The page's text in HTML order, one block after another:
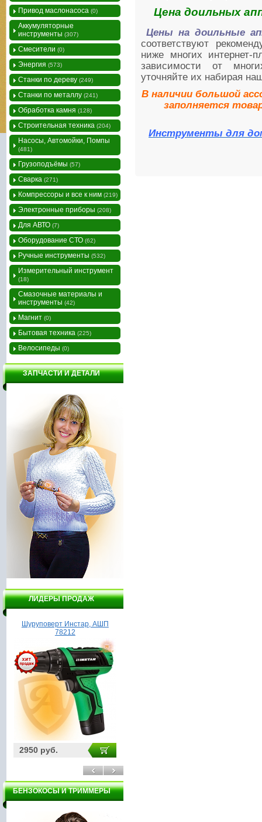
Цена доильных
Цены на доильные
соответствуют
ниже многих
зависимости от
уточняйте их набирая
В наличии большой
заполняется
Инструменты для
Привод маслонасоса (0)
Аккумуляторные
инструменты (307)
Смесители (0)
Энергия (573)
Станки по дереву (249)
Станки по металлу (241)
Обработка камня (128)
Строительная техника (204)
Насосы, Автомойки, Помпы
(481)
Грузоподъёмы (57)
Сварка (271)
Компрессоры и все к ним (219)
Электронные приборы (208)
Для АВТО (7)
Оборудование СТО (62)
Ручные инструменты (532)
Измерительный инструмент
(18)
Смазочные материалы и
инструменты (42)
Магнит (0)
Бытовая техника (225)
Велосипеды (0)
ЗАПЧАСТИ И ДЕТАЛИ
ЛИДЕРЫ ПРОДАЖ
Шуруповерт Инстар, АШП
78212
2950 руб.
БЕНЗОКОСЫ И ТРИММЕРЫ